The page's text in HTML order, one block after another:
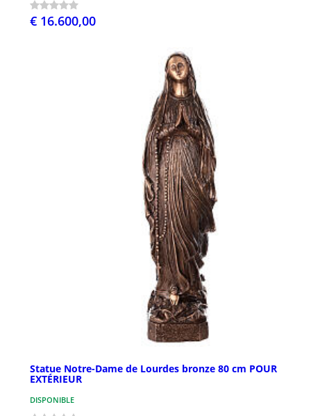
€ 16.600,00
Statue Notre-Dame de Lourdes bronze 80 cm POUR
EXTÉRIEUR
DISPONIBLE